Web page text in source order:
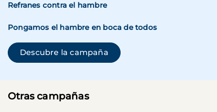
Refranes contra el hambre
Pongamos el hambre en boca de todos
Descubre la campaña(se abre en una ventana
Otras campañas